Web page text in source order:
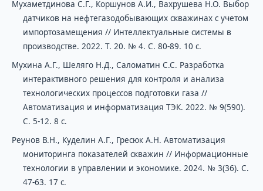
Мухаметдинова С.Г., Коршунов А.И., Вахрушева Н.О. Выбор
датчиков на нефтегазодобывающих скважинах с учетом
импортозамещения // Интеллектуальные системы в
производстве. 2022. Т. 20. № 4. С. 80-89. 10 с.
Мухина А.Г., Шеляго Н.Д., Саломатин С.С. Разработка
интерактивного решения для контроля и анализа
технологических процессов подготовки газа //
Автоматизация и информатизация ТЭК. 2022. № 9(590).
С. 5-12. 8 с.
Реунов В.Н., Куделин А.Г., Гресюк А.Н. Автоматизация
мониторинга показателей скважин // Информационные
технологии в управлении и экономике. 2024. № 3(36). С.
47-63. 17 с.